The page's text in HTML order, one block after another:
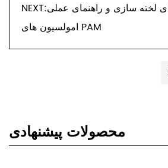
NEXT:مکانیسم های لخته سازی و راهنمای عملی
امولسیون های PAM
محصولات پیشنهادی